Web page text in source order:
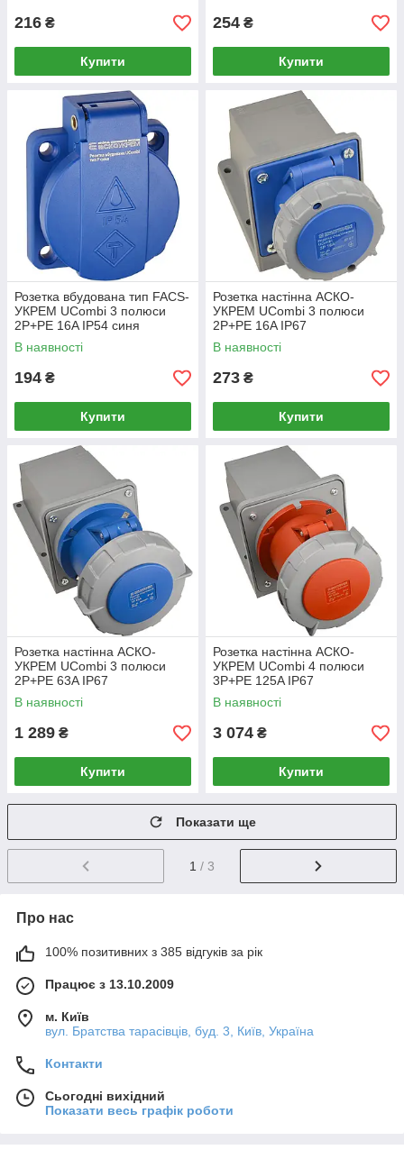
216 ₴
Купити
254 ₴
Купити
Розетка вбудована тип FACS-
УКРЕМ UCombi 3 полюси
2P+PE 16A IP54 синя
(A0080010166)
В наявності
194 ₴
Купити
Розетка настінна АСКО-
УКРЕМ UСombi 3 полюси
2P+PE 16A IP67
(A0080010143)
В наявності
273 ₴
Купити
Розетка настінна АСКО-
УКРЕМ UСombi 3 полюси
2P+PE 63A IP67
(A0080010145)
В наявності
1 289 ₴
Купити
Розетка настінна АСКО-
УКРЕМ UСombi 4 полюси
3P+PE 125A IP67
(A0080010151)
В наявності
3 074 ₴
Купити
Показати ще
1 / 3
Про нас
100% позитивних з 385 відгуків за рік
Працює з 13.10.2009
м. Київ
вул. Братства тарасівців, буд. 3, Київ, Україна
Контакти
Сьогодні вихідний
Показати весь графік роботи